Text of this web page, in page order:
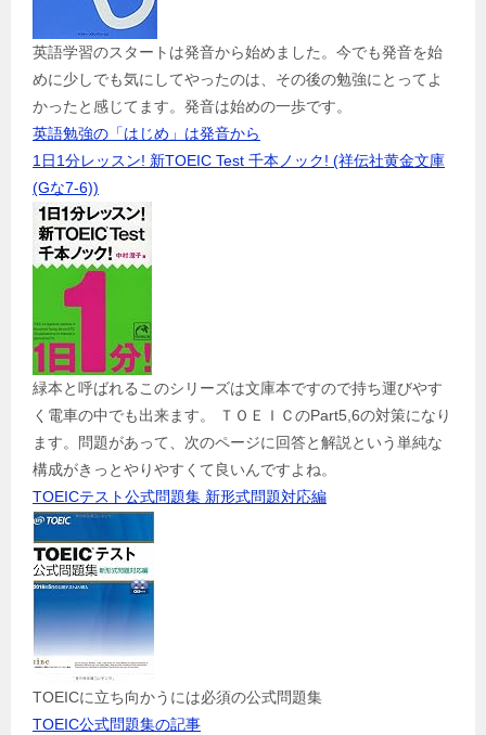
英語学習のスタートは発音から始めました。今でも発音を始
めに少しでも気にしてやったのは、その後の勉強にとってよ
かったと感じてます。発音は始めの一歩です。
英語勉強の「はじめ」は発音から
1日1分レッスン! 新TOEIC Test 千本ノック! (祥伝社黄金文庫
(Gな7-6))
緑本と呼ばれるこのシリーズは文庫本ですので持ち運びやす
く電車の中でも出来ます。 ＴＯＥＩＣのPart5,6の対策になり
ます。問題があって、次のページに回答と解説という単純な
構成がきっとやりやすくて良いんですよね。
TOEICテスト公式問題集 新形式問題対応編
TOEICに立ち向かうには必須の公式問題集
TOEIC公式問題集の記事